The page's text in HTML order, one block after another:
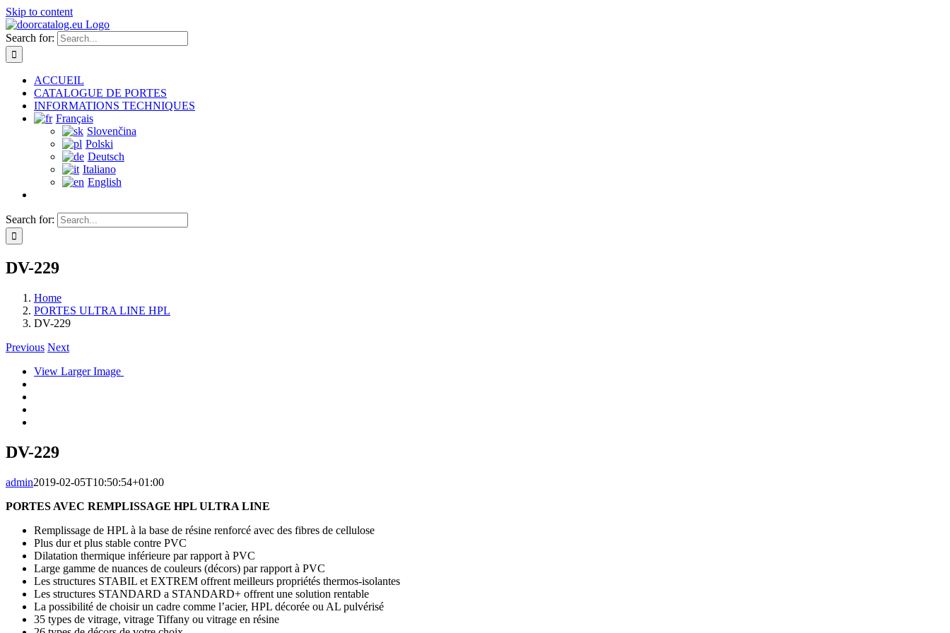
Skip to content
Search for:
ACCUEIL
CATALOGUE DE PORTES
INFORMATIONS TECHNIQUES
Français
Slovenčina
Polski
Deutsch
Italiano
English
Search for:
DV-229
Home
PORTES ULTRA LINE HPL
DV-229
Previous Next
View Larger Image
DV-229
admin2019-02-05T10:50:54+01:00
PORTES AVEC REMPLISSAGE HPL ULTRA LINE
Remplissage de HPL à la base de résine renforcé avec des fibres de cellulose
Plus dur et plus stable contre PVC
Dilatation thermique inférieure par rapport à PVC
Large gamme de nuances de couleurs (décors) par rapport à PVC
Les structures STABIL et EXTREM offrent meilleurs propriétés thermos-isolantes
Les structures STANDARD a STANDARD+ offrent une solution rentable
La possibilité de choisir un cadre comme l’acier, HPL décorée ou AL pulvérisé
35 types de vitrage, vitrage Tiffany ou vitrage en résine